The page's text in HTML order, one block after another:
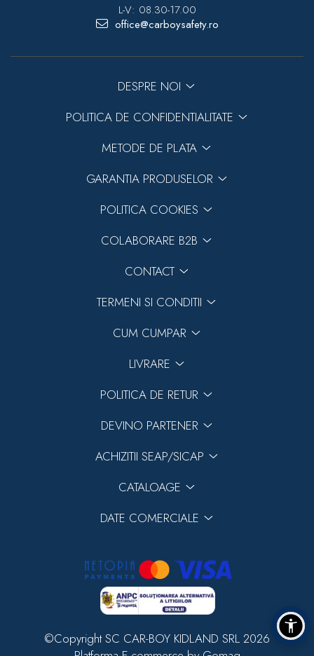
L-V: 08.30-17.00
office@carboysafety.ro
DESPRE NOI
POLITICA DE CONFIDENTIALITATE
METODE DE PLATA
GARANTIA PRODUSELOR
POLITICA COOKIES
COLABORARE B2B
CONTACT
TERMENI SI CONDITII
CUM CUMPAR
LIVRARE
POLITICA DE RETUR
DEVINO PARTENER
ACHIZITII SEAP/SICAP
CATALOAGE
DATE COMERCIALE
©Copyright SC CAR-BOY KIDLAND SRL 2026